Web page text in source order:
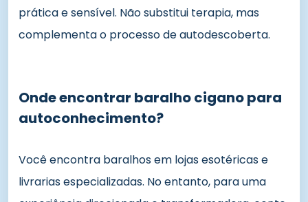
prática e sensível. Não substitui terapia, mas
complementa o processo de autodescoberta.
Onde encontrar baralho cigano para
autoconhecimento?
Você encontra baralhos em lojas esotéricas e
livrarias especializadas. No entanto, para uma